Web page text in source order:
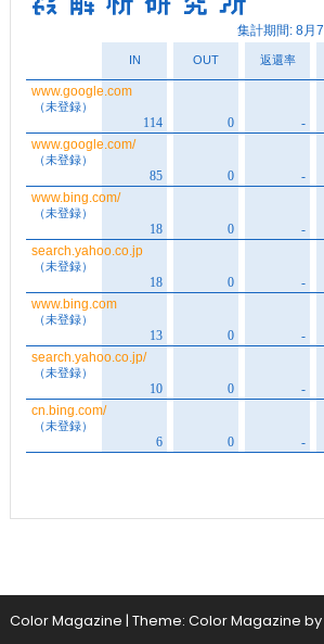
Color Magazine | Theme: Color Magazine by